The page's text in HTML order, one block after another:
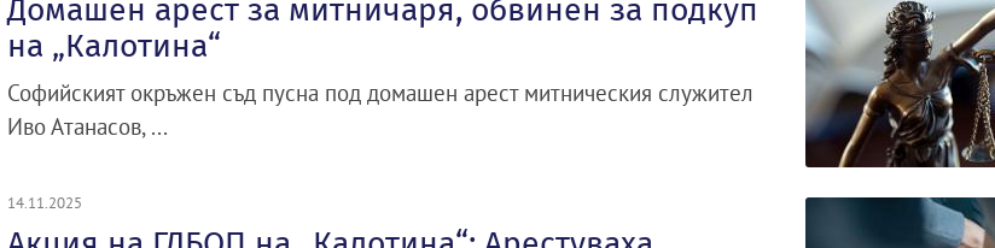
Домашен арест за митничаря, обвинен за подкуп
на „Калотина“
Софийският окръжен съд пусна под домашен арест митническия служител
Иво Атанасов, ...
14.11.2025